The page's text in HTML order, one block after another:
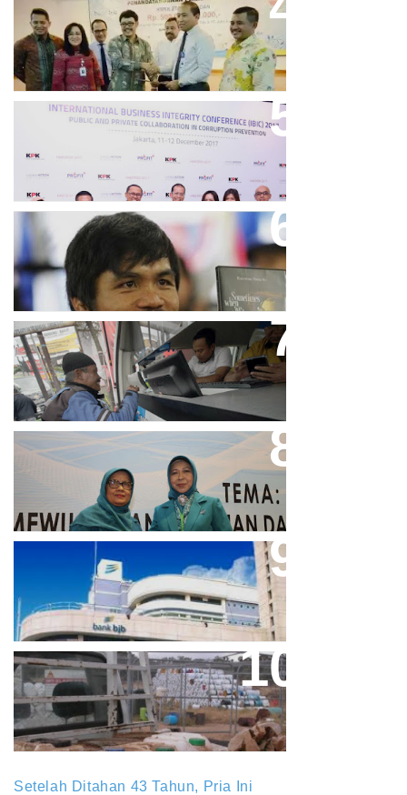
Bank Bjb Fasilitasi Kredit Modal
Kerja Konstruksi PT Adhi Karya
Keren, Bank BJB Kantongi
Puluhan Penghargaan Sepanjang
2017
Dicibir Di Medsos, Manny
Pacquiao Tegaskan Pendirian
Tolak LGBT
Bjb T Samsat Manjakan Nasabah
Dalam Bayar Pajak Kendaraan
Perpres No.99/2017 Bisa Jadi
Acuan Semangat Pengabdian
Aher Minta Pemerintah Pusat
Masukan Kembali BJB Sebagai
Penyalur KUR
Paparan Pestisida Sebabkan
Parkinson Dan Kanker
Setelah Ditahan 43 Tahun, Pria Ini